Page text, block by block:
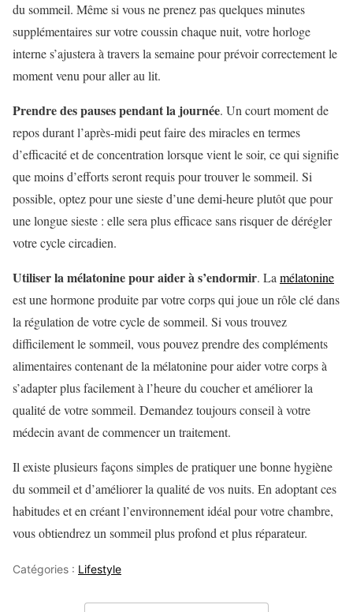
du sommeil. Même si vous ne prenez pas quelques minutes
supplémentaires sur votre coussin chaque nuit, votre horloge
interne s’ajustera à travers la semaine pour prévoir correctement le
moment venu pour aller au lit.
Prendre des pauses pendant la journée. Un court moment de
repos durant l’après-midi peut faire des miracles en termes
d’efficacité et de concentration lorsque vient le soir, ce qui signifie
que moins d’efforts seront requis pour trouver le sommeil. Si
possible, optez pour une sieste d’une demi-heure plutôt que pour
une longue sieste : elle sera plus efficace sans risquer de dérégler
votre cycle circadien.
Utiliser la mélatonine pour aider à s’endormir. Lamélatonine
est une hormone produite par votre corps qui joue un rôle clé dans
la régulation de votre cycle de sommeil. Si vous trouvez
difficilement le sommeil, vous pouvez prendre des compléments
alimentaires contenant de la mélatonine pour aider votre corps à
s’adapter plus facilement à l’heure du coucher et améliorer la
qualité de votre sommeil. Demandez toujours conseil à votre
médecin avant de commencer un traitement.
Il existe plusieurs façons simples de pratiquer une bonne hygiène
du sommeil et d’améliorer la qualité de vos nuits. En adoptant ces
habitudes et en créant l’environnement idéal pour votre chambre,
vous obtiendrez un sommeil plus profond et plus réparateur.
Catégories : Lifestyle